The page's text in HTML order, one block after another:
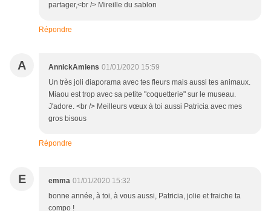
partager,<br /> Mireille du sablon
Répondre
A AnnickAmiens 01/01/2020 15:59
Un très joli diaporama avec tes fleurs mais aussi tes animaux.
Miaou est trop avec sa petite "coquetterie" sur le museau.
J'adore. <br /> Meilleurs vœux à toi aussi Patricia avec mes
gros bisous
Répondre
E emma 01/01/2020 15:32
bonne année, à toi, à vous aussi, Patricia, jolie et fraiche ta
compo !